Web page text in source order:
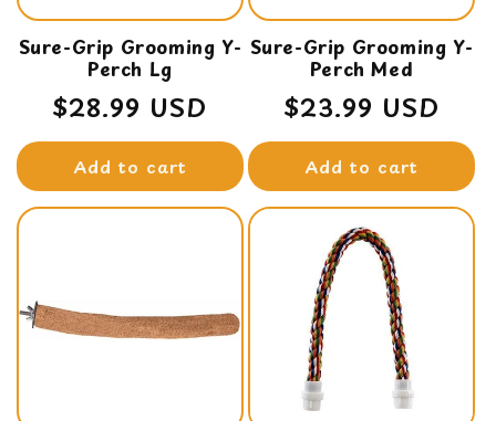
Sure-Grip Grooming Y-
Perch Lg
Regular
price
$28.99 USD
Add to cart
Sure-Grip Grooming Y-
Perch Med
Regular
price
$23.99 USD
Add to cart